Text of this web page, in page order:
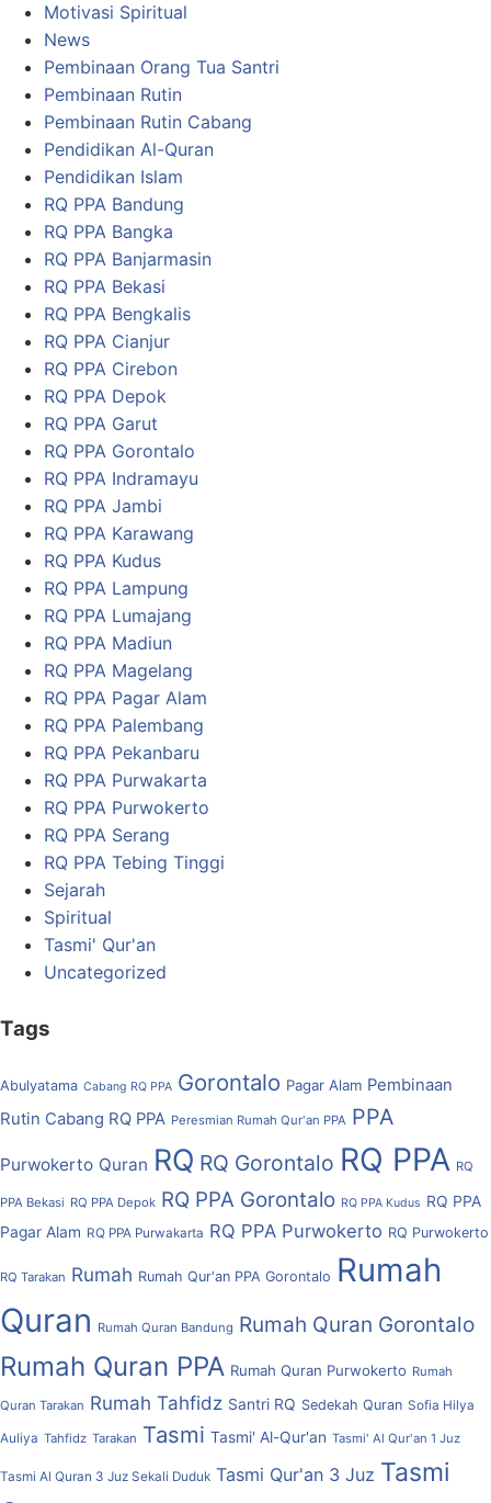
Motivasi Spiritual
News
Pembinaan Orang Tua Santri
Pembinaan Rutin
Pembinaan Rutin Cabang
Pendidikan Al-Quran
Pendidikan Islam
RQ PPA Bandung
RQ PPA Bangka
RQ PPA Banjarmasin
RQ PPA Bekasi
RQ PPA Bengkalis
RQ PPA Cianjur
RQ PPA Cirebon
RQ PPA Depok
RQ PPA Garut
RQ PPA Gorontalo
RQ PPA Indramayu
RQ PPA Jambi
RQ PPA Karawang
RQ PPA Kudus
RQ PPA Lampung
RQ PPA Lumajang
RQ PPA Madiun
RQ PPA Magelang
RQ PPA Pagar Alam
RQ PPA Palembang
RQ PPA Pekanbaru
RQ PPA Purwakarta
RQ PPA Purwokerto
RQ PPA Serang
RQ PPA Tebing Tinggi
Sejarah
Spiritual
Tasmi' Qur'an
Uncategorized
Tags
Abulyatama Cabang RQ PPA Gorontalo Pagar Alam Pembinaan
Rutin Cabang RQ PPA Peresmian Rumah Qur'an PPA PPA
Purwokerto Quran RQ RQ Gorontalo RQ PPA RQ
PPA Bekasi RQ PPA Depok RQ PPA Gorontalo RQ PPA Kudus RQ PPA
Pagar Alam RQ PPA Purwakarta RQ PPA Purwokerto RQ Purwokerto
RQ Tarakan Rumah Rumah Qur'an PPA Gorontalo Rumah
Quran Rumah Quran Bandung Rumah Quran Gorontalo
Rumah Quran PPA Rumah Quran Purwokerto Rumah
Quran Tarakan Rumah Tahfidz Santri RQ Sedekah Quran Sofia Hilya
Auliya Tahfidz Tarakan Tasmi Tasmi' Al-Qur'an Tasmi' Al Qur'an 1 Juz
Tasmi Al Quran 3 Juz Sekali Duduk Tasmi Qur'an 3 Juz Tasmi